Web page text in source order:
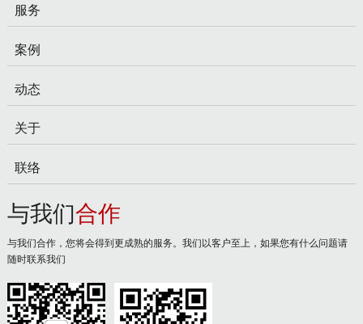
服务
案例
动态
关于
联络
与我们合作
与我们合作，您将会得到更成熟的服务。我们以客户至上，如果您有什么问题请
随时联系我们